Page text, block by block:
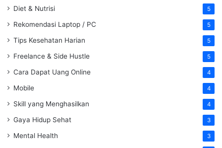
Diet & Nutrisi 5
Rekomendasi Laptop / PC 5
Tips Kesehatan Harian 5
Freelance & Side Hustle 5
Cara Dapat Uang Online 4
Mobile 4
Skill yang Menghasilkan 4
Gaya Hidup Sehat 3
Mental Health 3